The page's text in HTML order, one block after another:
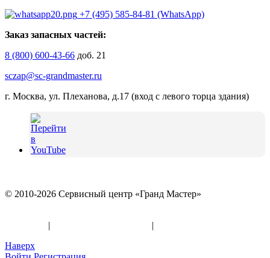
+7 (495) 585-84-81 (WhatsApp)
Заказ запасных частей:
8 (800) 600-43-66 доб. 21
sczap@sc-grandmaster.ru
г. Москва, ул. Плеханова, д.17 (вход с левого торца здания)
© 2010-2026 Сервисный центр «Гранд Мастер»
| |
Наверх